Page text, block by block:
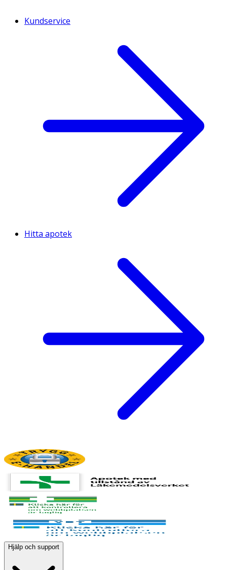
Kundservice
Hitta apotek
Hjälp och support